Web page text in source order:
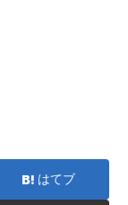
はてブ